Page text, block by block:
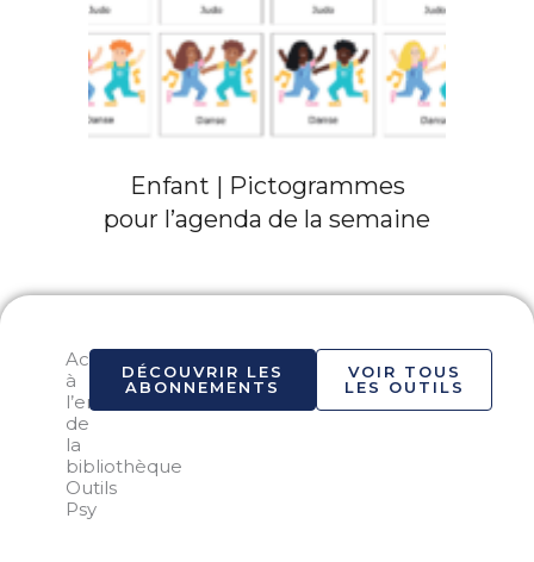
Enfant | Pictogrammes
pour l’agenda de la semaine
Accéder
à
l’ensemble
de
la
bibliothèque
Outils
Psy
DÉCOUVRIR LES
ABONNEMENTS
VOIR TOUS
LES OUTILS